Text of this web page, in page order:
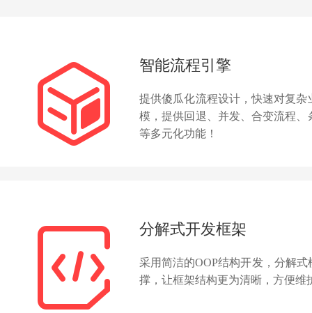
 智能流程引擎
提供傻瓜化流程设计，快速对复杂
模，提供回退、并发、合变流程、
等多元化功能！
 分解式开发框架
采用简洁的OOP结构开发，分解式
撑，让框架结构更为清晰，方便维